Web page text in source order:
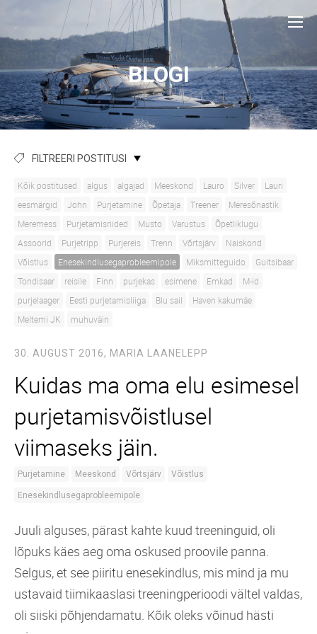
.
BLOGI
FILTREERI POSTITUSI
Kõik postitused algus algajad Meeskond Lauro Silver
Lauri
eesmärgid
John Purjetamine Õpetaja Treener
Meresõnastik
Meremess
Purjetamisriided Musto Varustus
Õpetliklugu
Assoorid
Purjetripp Purjereis Trenn Võrtsjärv
Naiskond
Võistlus
Enesekindlusegaprobleemipole Miksmitteguido
Guitsibaar
Tondisaar
reisile Finn purjekas esimene Emkad
M-id
purjelaager
Eesti purjetamisliiga Blu sail
Haven kakumäe
Meltemi JK
muhuväin
30. AUGUST 2016, MARIA LAANELEPP
Kuidas ma oma elu esimesel
purjetamisvõistlusel
viimaseks jäin.
Purjetamine Meeskond Võrtsjärv Võistlus
Enesekindlusegaprobleemipole
Juuli alguses, pärast kahte kuud treeninguid, oli
lõpuks käes aeg oma oskused proovile panna.
Selgus, et see piiritu enesekindlus, mis mind ja mu
ustavaid tiimikaaslasi treeningperioodi vältel valdas,
oli siiski põhjendamatu. Kõik oleks võinud hästi